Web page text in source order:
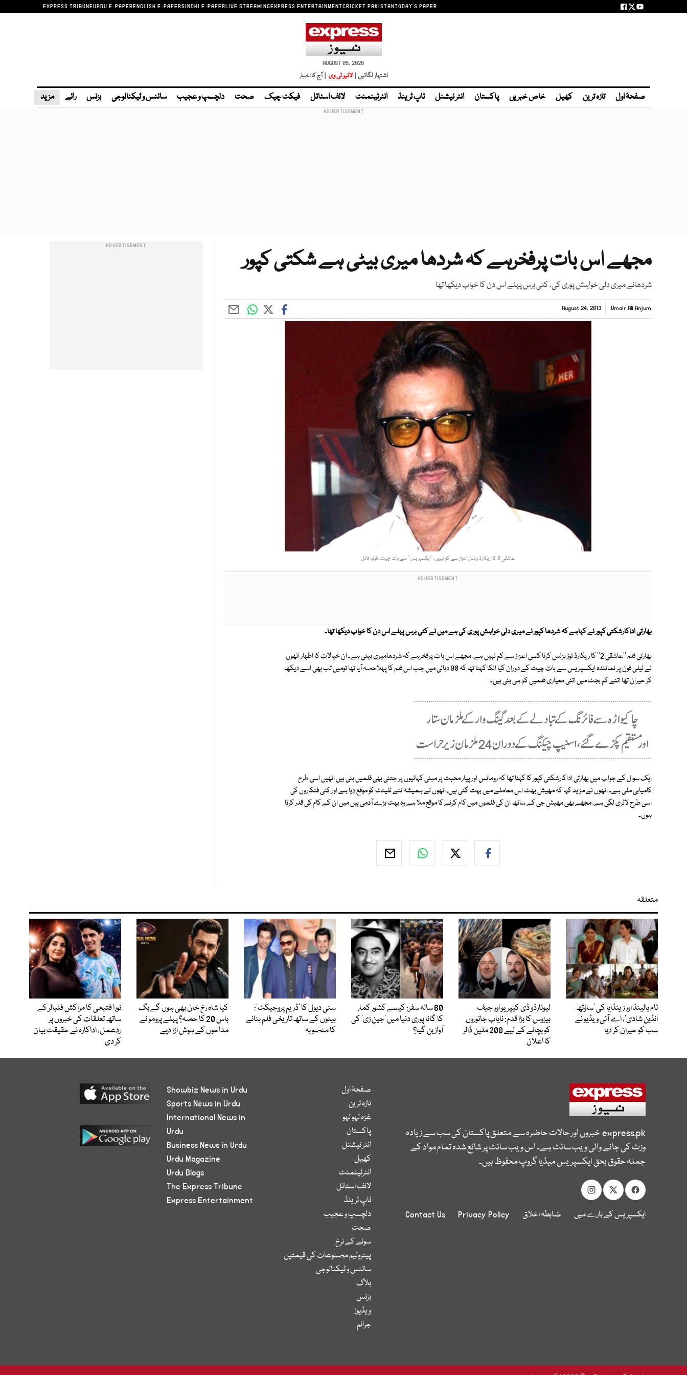
EXPRESS TRIBUNEURDU E-PAPERENGLISH E-PAPERSINDHI E-PAPERLIVE STREAMINGEXPRESS ENTERTAINMENTCRICKET PAKISTANTODAY'S PAPER
AUGUST 05, 2026
اشتہار لگائیں | لائیو ٹی وی | آج کا اخبار
صفحۂ اول تازہ ترین کھیل خاص خبریں پاکستان انٹر نیشنل ٹاپ ٹرینڈ انٹرٹینمنٹ لائف اسٹائل فیکٹ چیک صحت دلچسپ و عجیب سائنس و ٹیکنالوجی بزنس رائے مزید
مجھے اس بات پرفخرہے کہ شردھا میری بیٹی ہے شکتی کپور
شردھانے میری دلی خواہش پوری کی، کئی برس پہلے اس دن کا خواب دیکھا تھا
Umair Ali Anjum
August 24, 2013
عاشقی 2 کا ریکارڈ بزنس اعزاز سے کم نہیں، ’’ایکسپریس‘‘ سے بات چیت۔ فوٹو: فائل
بھارتی اداکارشکتی کپور نے کہاہے کہ شردھا کپور نے میری دلی خواہش پوری کی ہے میں نے کئی برس پہلے اس دن کا خواب دیکھا تھا۔
بھارتی فلم ''عاشقی 2'' کا ریکارڈ توڑ بزنس کرنا کسی اعزاز سے کم نہیں ہے، مجھے اس بات پرفخرہے کہ شردھامیری بیٹی ہے۔ ان خیالات کا اظہار انھوں
نے ٹیلی فون پر نمائندہ ایکسپریس سے بات چیت کے دوران کیا انکا کہنا تھا کہ 90 دہائی میں جب اس فلم کا پہلاحصہ آیا تھا تومیں تب بھی اسے دیکھ
کر حیران تھا اتنے کم بجٹ میں اتنی معیاری فلمیں کم ہی بنی ہیں۔
ایک سوال کے جواب میں بھارتی اداکارشکتی کپور کا کہنا تھا کہ رومانس اور پیار محبت پر مبنی کہانیوں پر جتنی بھی فلمیں بنی ہیں انھیں اسی طرح
کامیابی ملی ہے۔ انھوں نے مزید کہا کہ مھیش بھٹ اس معاملے میں بہت گنی ہیں، انھوں نے ہمیشہ نئے ٹلینٹ کو موقع دیا ہے اور کئی فنکاروں کی
اسی طرح لاٹری لگی ہے، مجھے بھی مھیش جی کے ساتھ ان کی فلموں میں کام کرنے کا موقع ملا ہے وہ بہت بڑے آدمی ہیں میں ان کے کام کی قدر کرتا
ہوں۔
متعلقہ
ٹام ہالینڈ اور زینڈایا کی ’ساؤتھ
انڈین شادی‘، اے آئی ویڈیو نے
سب کو حیران کر دیا
لیونارڈو ڈی کیپریو اور جیف
بیزوس کا بڑا قدم: نایاب جانوروں
کو بچانے کے لیے 200 ملین ڈالر
کا اعلان
60 سالہ سفر: کیسے کشور کمار
کا گانا پوری دنیا میں ’جین زی‘ کی
آواز بن گیا؟
سنی دیول کا ’ڈریم پروجیکٹ‘:
بیٹوں کے ساتھ تاریخی فلم بنانے
کا منصوبہ
کیا شاہ رخ خان بھی ہوں گے بگ
باس 20 کا حصہ؟ پہلے پرومو نے
مداحوں کے ہوش اڑا دیے
نورا فتیحی کا مراکش فٹبالر کے
ساتھ تعلقات کی خبروں پر
ردعمل، اداکارہ نے حقیقت بیان
کر دی
express.pkخبروں اور حالات حاضرہ سے متعلق پاکستان کی سب سے زیادہ
وزٹ کی جانے والی ویب سائٹ ہے۔ اس ویب سائٹ پر شائع شدہ تمام مواد کے
جملہ حقوق بحق ایکسپریس میڈیا گروپ محفوظ ہیں۔
ایکسپریس کے بارے میں ضابطہ اخلاق Privacy Policy
Contact Us
صفحۂ اول
تازہ ترین
غزہ لہو لہو
پاکستان
انٹر نیشنل
کھیل
انٹرٹینمنٹ
لائف اسٹائل
ٹاپ ٹرینڈ
دلچسپ و عجیب
صحت
سونے کے نرخ
پیٹرولیم مصنوعات کی قیمتیں
سائنس و ٹیکنالوجی
بلاگ
بزنس
ویڈیوز
جرائم
Showbiz News in Urdu
Sports News in Urdu
International News in
Urdu
Business News in Urdu
Urdu Magazine
Urdu Blogs
The Express Tribune
Express Entertainment